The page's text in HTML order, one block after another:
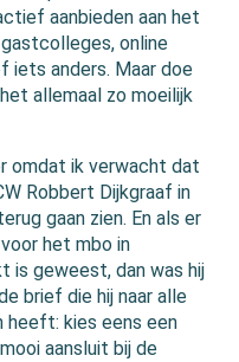
aanbieden aan het
online
iets anders. Maar doe
allemaal zo moeilijk
omdat ik verwacht dat
Robbert Dijkgraaf in
gaan zien. En als er
het mbo in
is geweest, dan was hij
brief die hij naar alle
heeft: kies eens een
aansluit bij de